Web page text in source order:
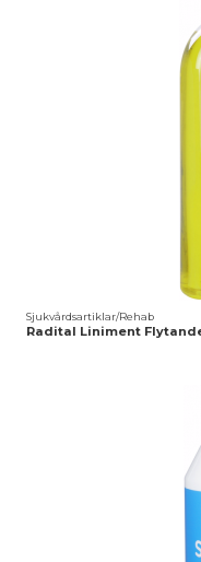
Sjukvårdsartiklar/Rehab
Radital Liniment